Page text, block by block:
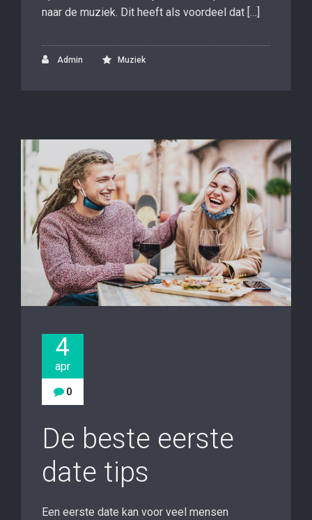
naar de muziek. Dit heeft als voordeel dat […]
Admin Muziek
4
apr
0
De beste eerste
date tips
Een eerste date kan voor veel mensen